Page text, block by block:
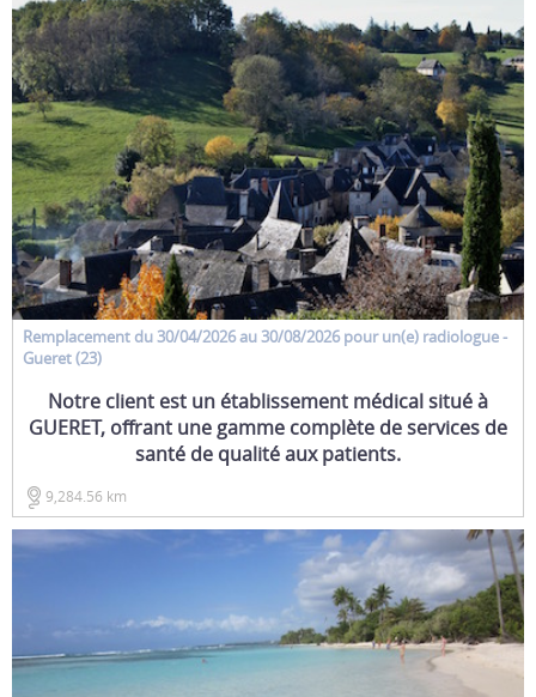
Remplacement du 30/04/2026 au 30/08/2026 pour un(e) radiologue-
Gueret (23)
Notre client est un établissement médical situé à
GUERET, offrant une gamme complète de services de
santé de qualité aux patients.
9,284.56 km